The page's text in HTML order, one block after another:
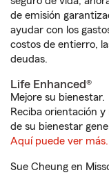
de emisión
ayudar con los
costos de entierro,
deudas.
Life Enhanced®
Mejore su bienestar.
Reciba orientación
de su bienestar
Aquí puede ver más.
Sue Cheung en